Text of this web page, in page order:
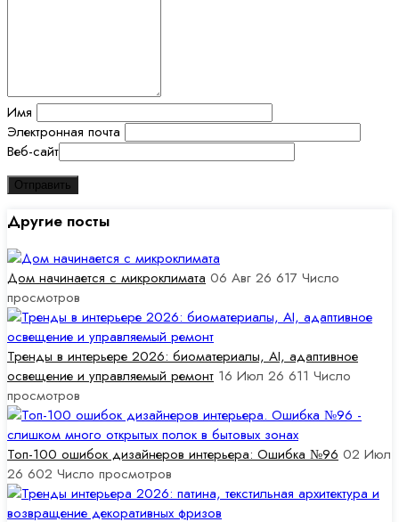
Имя
Электронная почта
Веб-сайт
Другие посты
Дом начинается с микроклимата 06 Авг 26 617 Число
просмотров
Тренды в интерьере 2026: биоматериалы, AI, адаптивное
освещение и управляемый ремонт 16 Июл 26 611 Число
просмотров
Топ-100 ошибок дизайнеров интерьера: Ошибка №96 02 Июл
26 602 Число просмотров